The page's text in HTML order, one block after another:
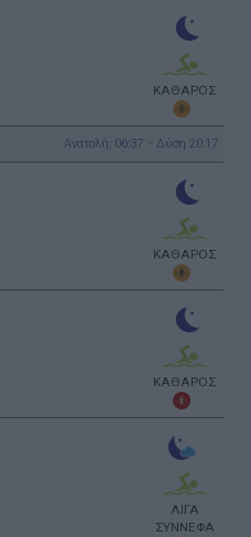
ΚΑΘΑΡΟΣ
Ανατολή: 06:37 - Δύση 20:17
ΚΑΘΑΡΟΣ
ΚΑΘΑΡΟΣ
ΛΙΓΑ
ΣΥΝΝΕΦΑ